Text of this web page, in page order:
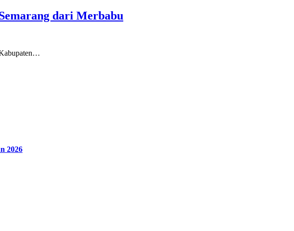
dari Merbabu
2026